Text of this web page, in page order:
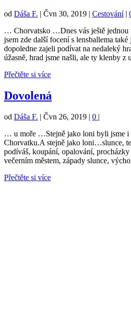
od Dáša F. | Čvn 30, 2019 | Cestování|
… Chorvatsko …Dnes vás ještě jednou
jsem zde další focení s lensballema také
dopoledne zajeli podívat na nedaleký
úžasně, hrad jsme našli, ale ty klenby
Přečtěte si více
Dovolená
od Dáša F. | Čvn 26, 2019 | 0 |
… u moře …Stejně jako loni byli jsme i
Chorvatku.A stejně jako loni…slunce,
podíváš, koupání, opalování,
večerním městem, západy slunce,
Přečtěte si více